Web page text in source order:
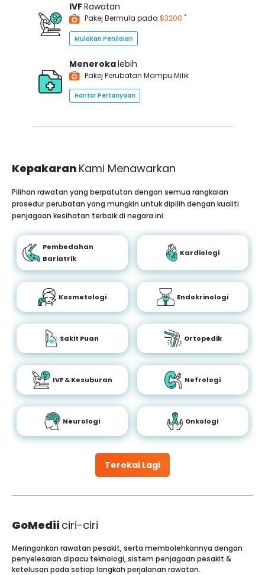
IVFRawatan
Pakej Bermula pada $3200 *
Mulakan Penilaian
Menerokalebih
Pakej Perubatan Mampu Milik
Hantar Pertanyaan
Kepakaran Kami Menawarkan
Terokai Lagi
Pilihan rawatan yang berpatutan dengan semua rangkaian
prosedur perubatan yang mungkin untuk dipilih dengan kualiti
penjagaan kesihatan terbaik di negara ini.
Pembedahan
Bariatrik
Kardiologi
Kosmetologi Endokrinologi
Sakit Puan Ortopedik
IVF & Kesuburan Nefrologi
Neurologi Onkologi
GoMedii ciri-ciri
Meringankan rawatan pesakit, serta membolehkannya dengan
penyelesaian dipacu teknologi, sistem penjagaan pesakit &
ketelusan pada setiap langkah perjalanan rawatan.